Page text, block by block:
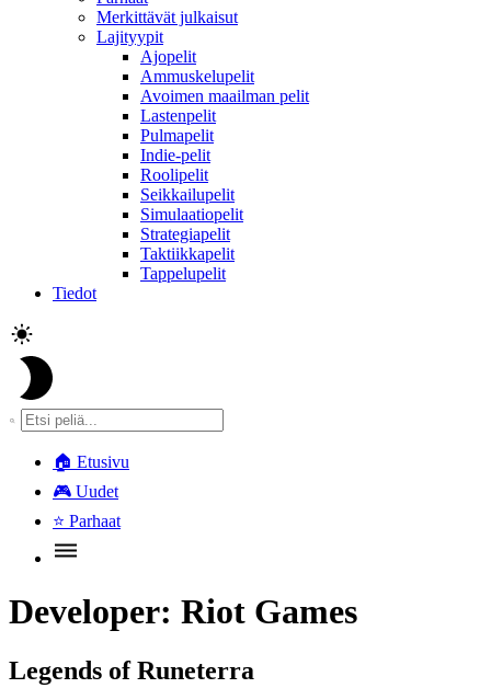
Merkittävät julkaisut
Lajityypit
Ajopelit
Ammuskelupelit
Avoimen maailman pelit
Lastenpelit
Pulmapelit
Indie-pelit
Roolipelit
Seikkailupelit
Simulaatiopelit
Strategiapelit
Taktiikkapelit
Tappelupelit
Tiedot
🏠 Etusivu
🎮 Uudet
⭐ Parhaat
Developer: Riot Games
Legends of Runeterra